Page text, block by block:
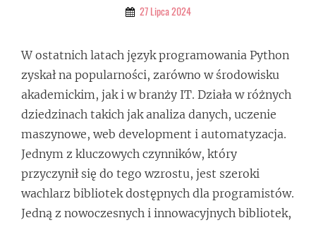
By 27 Lipca 2024
W ostatnich latach język programowania Python
zyskał na popularności, zarówno w środowisku
akademickim, jak i w branży IT. Działa w różnych
dziedzinach takich jak analiza danych, uczenie
maszynowe, web development i automatyzacja.
Jednym z kluczowych czynników, który
przyczynił się do tego wzrostu, jest szeroki
wachlarz bibliotek dostępnych dla programistów.
Jedną z nowoczesnych i innowacyjnych bibliotek,